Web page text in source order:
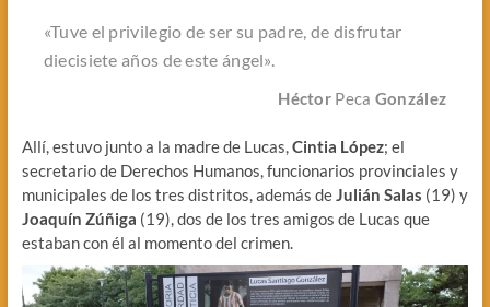
«Tuve el privilegio de ser su padre, de disfrutar
diecisiete años de este ángel».
Héctor Peca González
Allí, estuvo junto a la madre de Lucas,Cintia López; el
secretario de Derechos Humanos, funcionarios provinciales y
municipales de los tres distritos, además deJulián Salas (19) y
Joaquín Zúñiga (19), dos de los tres amigos de Lucas que
estaban con él al momento del crimen.